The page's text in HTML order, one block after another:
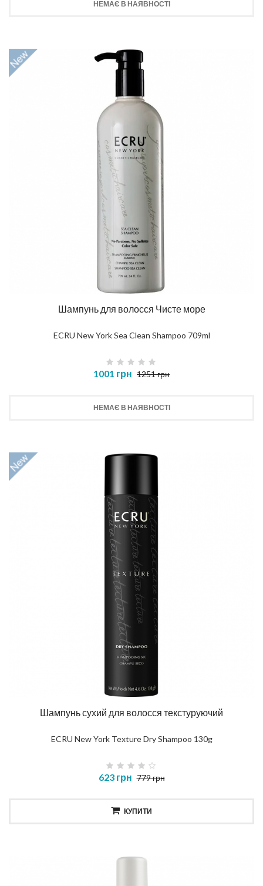
НЕМАЄ В НАЯВНОСТІ
Шампунь для волосся Чисте море
ECRU New York Sea Clean Shampoo 709ml
1001 грн 1251 грн
НЕМАЄ В НАЯВНОСТІ
Шампунь сухий для волосся текстуруючий
ECRU New York Texture Dry Shampoo 130g
623 грн 779 грн
КУПИТИ